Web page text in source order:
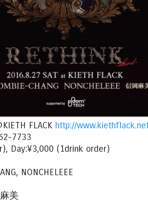
FLACK http://
7733
Day:¥3,000 (1drink order)
NONCHELEEE
美